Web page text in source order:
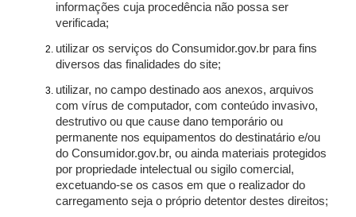
informações cuja procedência não possa ser
verificada;
utilizar os serviços do Consumidor.gov.br para fins
diversos das finalidades do site;
utilizar, no campo destinado aos anexos, arquivos
com vírus de computador, com conteúdo invasivo,
destrutivo ou que cause dano temporário ou
permanente nos equipamentos do destinatário e/ou
do Consumidor.gov.br, ou ainda materiais protegidos
por propriedade intelectual ou sigilo comercial,
excetuando-se os casos em que o realizador do
carregamento seja o próprio detentor destes direitos;